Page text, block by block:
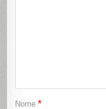
Nome*